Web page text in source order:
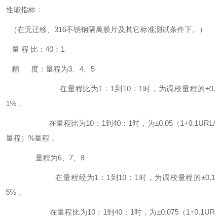
性能指标：
（在无迁移、316不锈钢隔离膜片及其它标准测试条件下。）
量 程 比：40：1
精 度：量程为3、4、5
在量程比为1：1到10：1时，为调校量程的±0.
1%，
在量程比为10：1到40：1时，为±0.05（1+0.1URL/
量程）%量程，
量程为6、7、8
在量程经为1：1到10：1时，为调校量程的±0.1
5%，
在量程比为10：1到40：1时，为±0.075（1+0.1UR